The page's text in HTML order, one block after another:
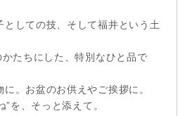
しての技、そして福井という土
たちにした、特別なひと品で
。お盆のお供えやご挨拶に。
を、そっと添えて。